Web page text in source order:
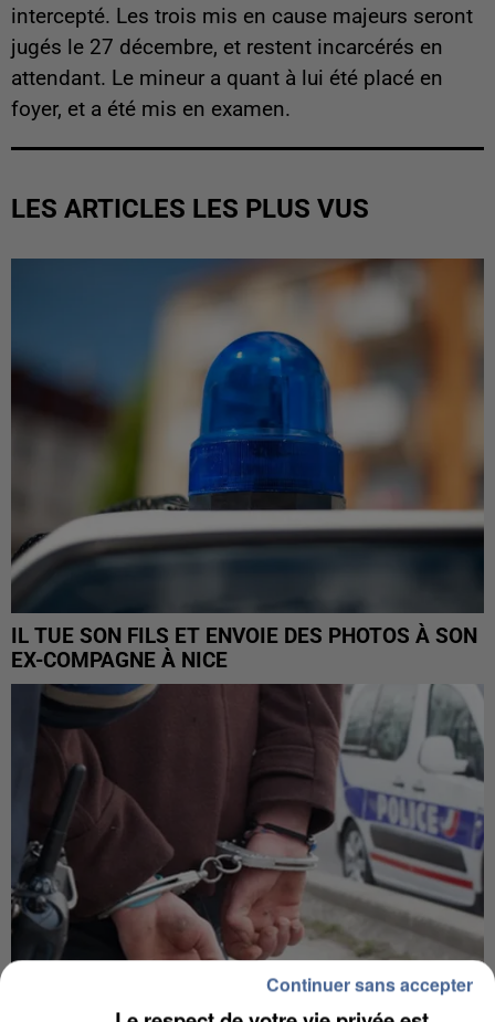
intercepté. Les trois mis en cause majeurs seront
jugés le 27 décembre, et restent incarcérés en
attendant. Le mineur a quant à lui été placé en
foyer, et a été mis en examen.
LES ARTICLES LES PLUS VUS
IL TUE SON FILS ET ENVOIE DES PHOTOS À SON
EX-COMPAGNE À NICE
Continuer sans accepter